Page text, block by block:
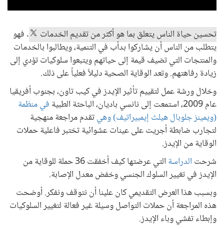
تحسين حياة الناس يتعلق بما هو أكثر من تقديم الخدمات
. فهو
يتطلب من الناس أن يشاركوا بدأب في التنمية، ويطالبوا بالخدمات
والمنتجات التي تضيف قيمة إلى حياتهم ويتبعوا سلوكيات تؤدي إلى
زيادة رفاهتهم. وتعد الوقاية الصحية دليلاً فعلياً على ذلك.
وخلال ورشة عمل لتقييم تأثير الإيدز في كيب تاون، بجنوب أفريقيا
عام 2009، استمعت إلى نانسي باديان، الباحثة الطبية
في منظمة
(ويمينز جلوبال هيلث إيمبيراتيف) وهيتقدم مراجعة منهجية
لتجارب ضابطة أجريت على عينات عشوائية تختبر فاعلية حملات
الوقاية من الإيدز.
شرحت الدراسة
التي عرضتها كيف أخفقت 36 حملة للوقاية من
الإيدز في تغيير السلوك الجنسي وخفض معدل الإصابة.
وبسبب هذا العرض التقديمي كان علينا أن نتوقف ونفكر. أوضحت
هذه المراجعة أن حملات التواصل وسيلة غير فعالة لتغيير السلوكيات
وإبطاء تفشي وباء الإيدز.